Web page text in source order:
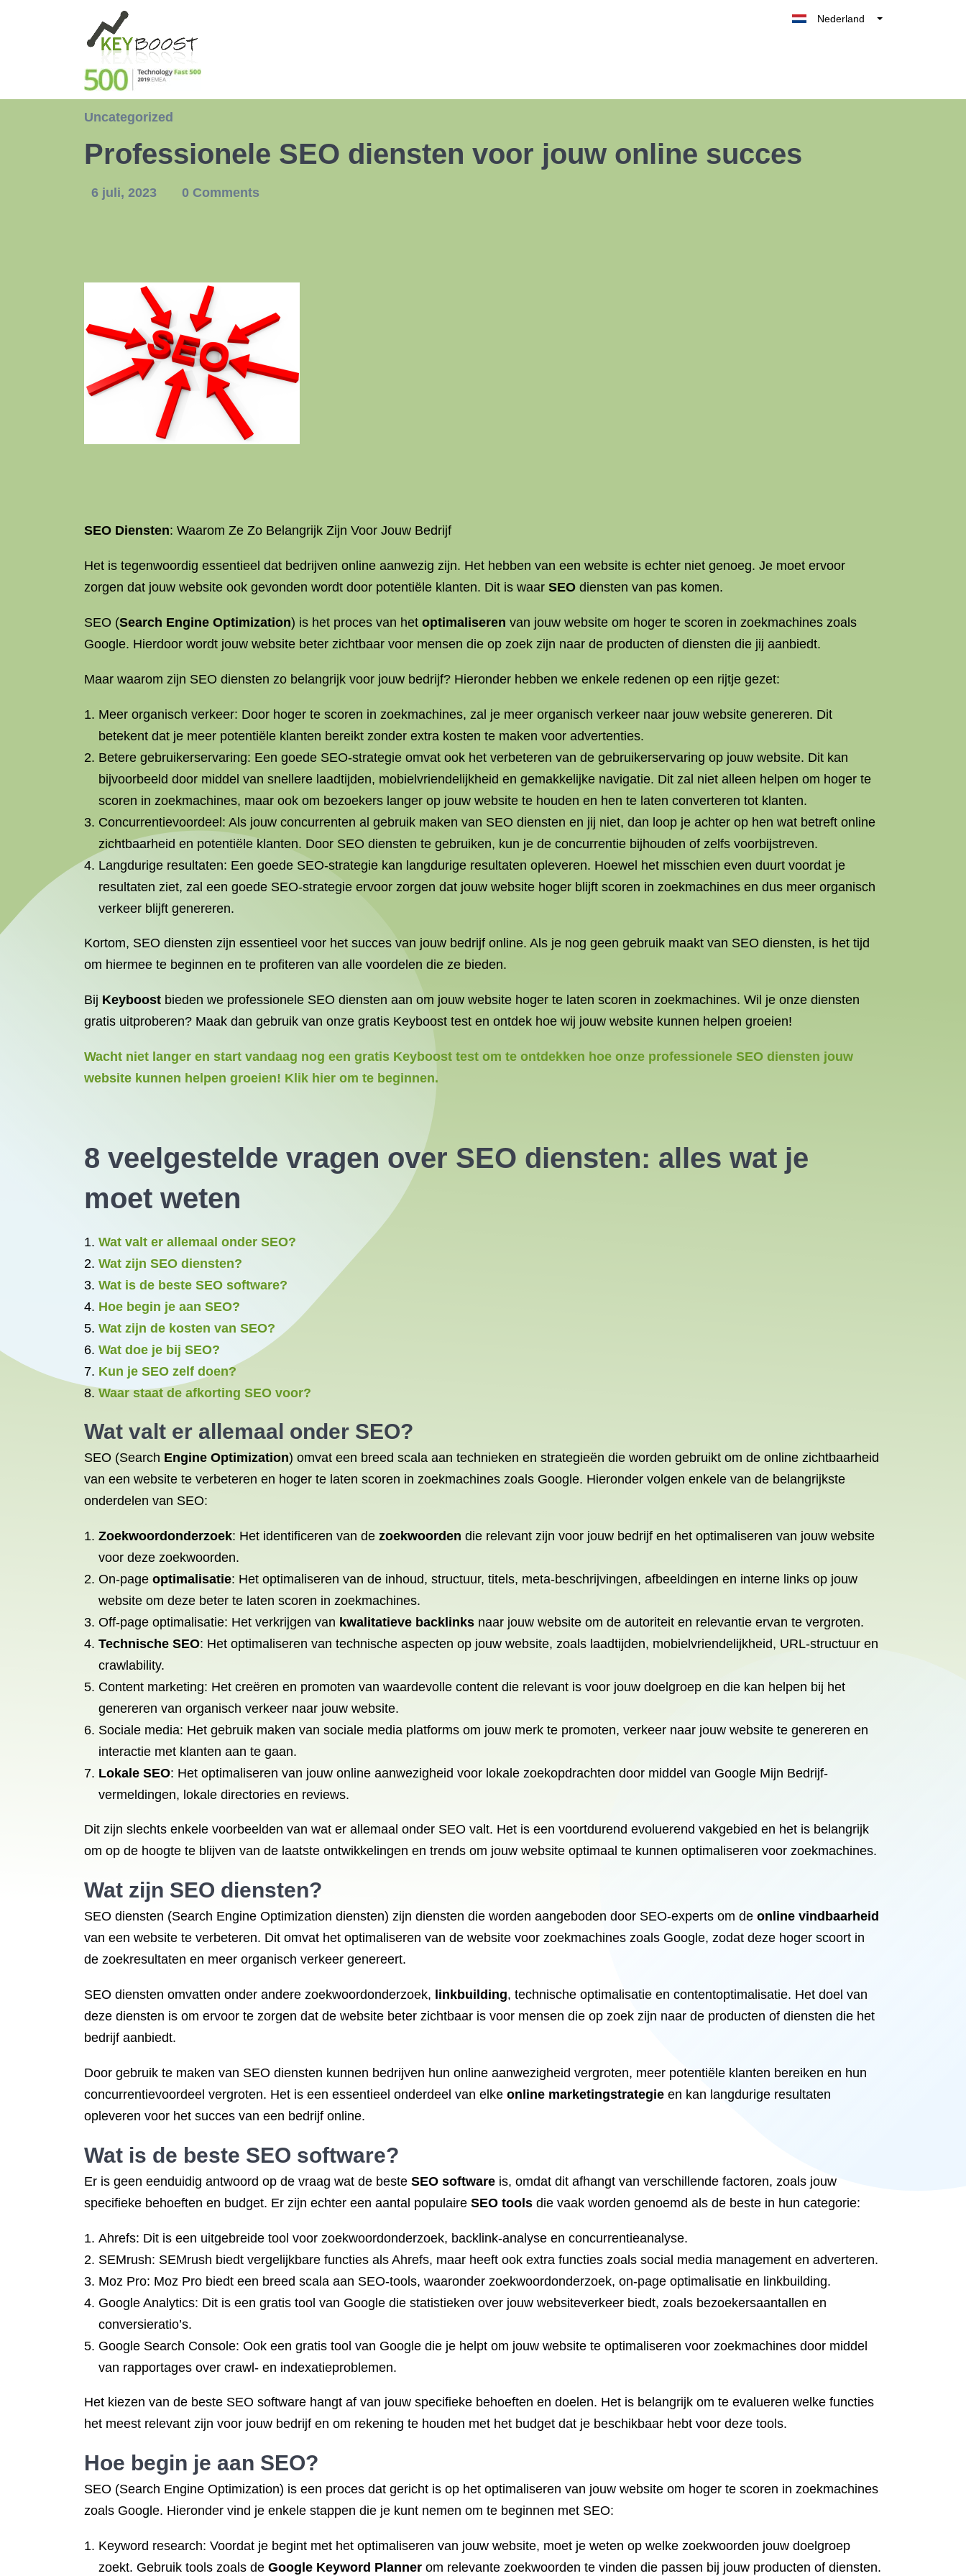
Nederland
Uncategorized
Professionele SEO diensten voor jouw online succes
6 juli, 2023 0 Comments
SEO Diensten: Waarom Ze Zo Belangrijk Zijn Voor Jouw Bedrijf
Het is tegenwoordig essentieel dat bedrijven online aanwezig zijn. Het hebben van een website is echter niet genoeg. Je moet ervoor
zorgen dat jouw website ook gevonden wordt door potentiële klanten. Dit is waar SEO diensten van pas komen.
SEO (Search Engine Optimization) is het proces van het optimaliseren van jouw website om hoger te scoren in zoekmachines zoals
Google. Hierdoor wordt jouw website beter zichtbaar voor mensen die op zoek zijn naar de producten of diensten die jij aanbiedt.
Maar waarom zijn SEO diensten zo belangrijk voor jouw bedrijf? Hieronder hebben we enkele redenen op een rijtje gezet:
Meer organisch verkeer: Door hoger te scoren in zoekmachines, zal je meer organisch verkeer naar jouw website genereren. Dit
betekent dat je meer potentiële klanten bereikt zonder extra kosten te maken voor advertenties.
Betere gebruikerservaring: Een goede SEO-strategie omvat ook het verbeteren van de gebruikerservaring op jouw website. Dit kan
bijvoorbeeld door middel van snellere laadtijden, mobielvriendelijkheid en gemakkelijke navigatie. Dit zal niet alleen helpen om hoger te
scoren in zoekmachines, maar ook om bezoekers langer op jouw website te houden en hen te laten converteren tot klanten.
Concurrentievoordeel: Als jouw concurrenten al gebruik maken van SEO diensten en jij niet, dan loop je achter op hen wat betreft online
zichtbaarheid en potentiële klanten. Door SEO diensten te gebruiken, kun je de concurrentie bijhouden of zelfs voorbijstreven.
Langdurige resultaten: Een goede SEO-strategie kan langdurige resultaten opleveren. Hoewel het misschien even duurt voordat je
resultaten ziet, zal een goede SEO-strategie ervoor zorgen dat jouw website hoger blijft scoren in zoekmachines en dus meer organisch
verkeer blijft genereren.
Kortom, SEO diensten zijn essentieel voor het succes van jouw bedrijf online. Als je nog geen gebruik maakt van SEO diensten, is het tijd
om hiermee te beginnen en te profiteren van alle voordelen die ze bieden.
Bij Keyboost bieden we professionele SEO diensten aan om jouw website hoger te laten scoren in zoekmachines. Wil je onze diensten
gratis uitproberen? Maak dan gebruik van onze gratis Keyboost test en ontdek hoe wij jouw website kunnen helpen groeien!
Wacht niet langer en start vandaag nog een gratis Keyboost test om te ontdekken hoe onze professionele SEO diensten jouw
website kunnen helpen groeien! Klik hier om te beginnen.
8 veelgestelde vragen over SEO diensten: alles wat je
moet weten
Wat valt er allemaal onder SEO?
Wat zijn SEO diensten?
Wat is de beste SEO software?
Hoe begin je aan SEO?
Wat zijn de kosten van SEO?
Wat doe je bij SEO?
Kun je SEO zelf doen?
Waar staat de afkorting SEO voor?
Wat valt er allemaal onder SEO?
SEO (Search Engine Optimization) omvat een breed scala aan technieken en strategieën die worden gebruikt om de online zichtbaarheid
van een website te verbeteren en hoger te laten scoren in zoekmachines zoals Google. Hieronder volgen enkele van de belangrijkste
onderdelen van SEO:
Zoekwoordonderzoek: Het identificeren van de zoekwoorden die relevant zijn voor jouw bedrijf en het optimaliseren van jouw website
voor deze zoekwoorden.
On-page optimalisatie: Het optimaliseren van de inhoud, structuur, titels, meta-beschrijvingen, afbeeldingen en interne links op jouw
website om deze beter te laten scoren in zoekmachines.
Off-page optimalisatie: Het verkrijgen van kwalitatieve backlinks naar jouw website om de autoriteit en relevantie ervan te vergroten.
Technische SEO: Het optimaliseren van technische aspecten op jouw website, zoals laadtijden, mobielvriendelijkheid, URL-structuur en
crawlability.
Content marketing: Het creëren en promoten van waardevolle content die relevant is voor jouw doelgroep en die kan helpen bij het
genereren van organisch verkeer naar jouw website.
Sociale media: Het gebruik maken van sociale media platforms om jouw merk te promoten, verkeer naar jouw website te genereren en
interactie met klanten aan te gaan.
Lokale SEO: Het optimaliseren van jouw online aanwezigheid voor lokale zoekopdrachten door middel van Google Mijn Bedrijf-
vermeldingen, lokale directories en reviews.
Dit zijn slechts enkele voorbeelden van wat er allemaal onder SEO valt. Het is een voortdurend evoluerend vakgebied en het is belangrijk
om op de hoogte te blijven van de laatste ontwikkelingen en trends om jouw website optimaal te kunnen optimaliseren voor zoekmachines.
Wat zijn SEO diensten?
SEO diensten (Search Engine Optimization diensten) zijn diensten die worden aangeboden door SEO-experts om de online vindbaarheid
van een website te verbeteren. Dit omvat het optimaliseren van de website voor zoekmachines zoals Google, zodat deze hoger scoort in
de zoekresultaten en meer organisch verkeer genereert.
SEO diensten omvatten onder andere zoekwoordonderzoek, linkbuilding, technische optimalisatie en contentoptimalisatie. Het doel van
deze diensten is om ervoor te zorgen dat de website beter zichtbaar is voor mensen die op zoek zijn naar de producten of diensten die het
bedrijf aanbiedt.
Door gebruik te maken van SEO diensten kunnen bedrijven hun online aanwezigheid vergroten, meer potentiële klanten bereiken en hun
concurrentievoordeel vergroten. Het is een essentieel onderdeel van elke online marketingstrategie en kan langdurige resultaten
opleveren voor het succes van een bedrijf online.
Wat is de beste SEO software?
Er is geen eenduidig antwoord op de vraag wat de beste SEO software is, omdat dit afhangt van verschillende factoren, zoals jouw
specifieke behoeften en budget. Er zijn echter een aantal populaire SEO tools die vaak worden genoemd als de beste in hun categorie:
Ahrefs: Dit is een uitgebreide tool voor zoekwoordonderzoek, backlink-analyse en concurrentieanalyse.
SEMrush: SEMrush biedt vergelijkbare functies als Ahrefs, maar heeft ook extra functies zoals social media management en adverteren.
Moz Pro: Moz Pro biedt een breed scala aan SEO-tools, waaronder zoekwoordonderzoek, on-page optimalisatie en linkbuilding.
Google Analytics: Dit is een gratis tool van Google die statistieken over jouw websiteverkeer biedt, zoals bezoekersaantallen en
conversieratio’s.
Google Search Console: Ook een gratis tool van Google die je helpt om jouw website te optimaliseren voor zoekmachines door middel
van rapportages over crawl- en indexatieproblemen.
Het kiezen van de beste SEO software hangt af van jouw specifieke behoeften en doelen. Het is belangrijk om te evalueren welke functies
het meest relevant zijn voor jouw bedrijf en om rekening te houden met het budget dat je beschikbaar hebt voor deze tools.
Hoe begin je aan SEO?
SEO (Search Engine Optimization) is een proces dat gericht is op het optimaliseren van jouw website om hoger te scoren in zoekmachines
zoals Google. Hieronder vind je enkele stappen die je kunt nemen om te beginnen met SEO:
Keyword research: Voordat je begint met het optimaliseren van jouw website, moet je weten op welke zoekwoorden jouw doelgroep
zoekt. Gebruik tools zoals de Google Keyword Planner om relevante zoekwoorden te vinden die passen bij jouw producten of diensten.